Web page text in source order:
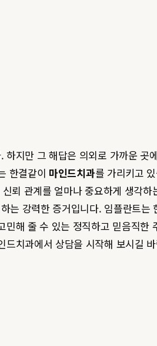
지만 그 해답은 의외로 가까운
한결같이 마인드치과를 가리키고
뢰 관계를 얼마나 중요하게 생각
는 강력한 증거입니다. 임플란트
해 줄 수 있는 정직하고 믿음직
치과에서 상담을 시작해 보시길